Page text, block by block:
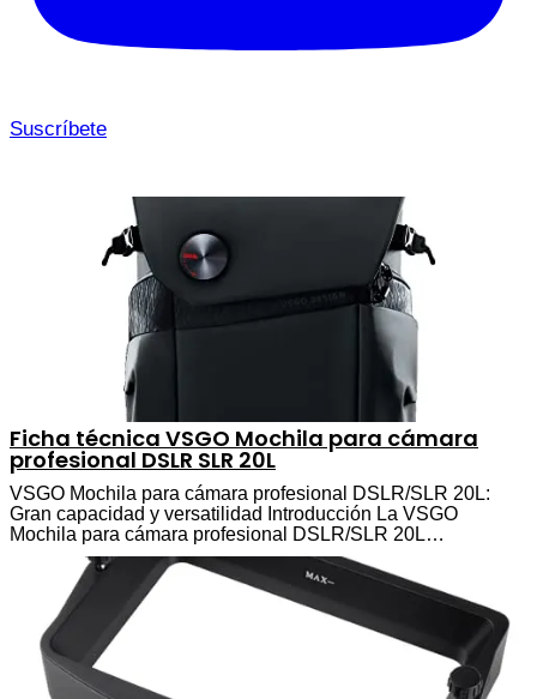
Suscríbete
Ficha técnica VSGO Mochila para cámara
profesional DSLR SLR 20L
VSGO Mochila para cámara profesional DSLR/SLR 20L:
Gran capacidad y versatilidad Introducción La VSGO
Mochila para cámara profesional DSLR/SLR 20L…